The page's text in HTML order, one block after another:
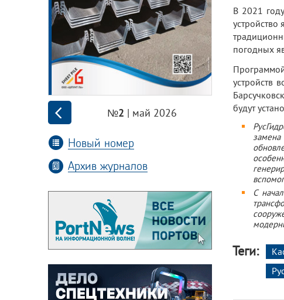
№2 | май 2026
Новый номер
Архив журналов
В 2021
устройство
погодных
устройств
будут
С
Теги: